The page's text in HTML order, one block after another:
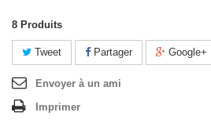
8 Produits
Tweet Partager Google+
Envoyer à un ami
Imprimer